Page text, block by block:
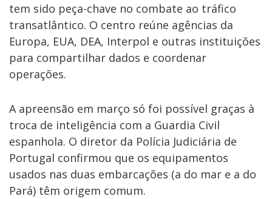
tem sido peça-chave no combate ao tráfico
transatlântico. O centro reúne agências da
Europa, EUA, DEA, Interpol e outras instituições
para compartilhar dados e coordenar
operações.
A apreensão em março só foi possível graças à
troca de inteligência com a Guardia Civil
espanhola. O diretor da Polícia Judiciária de
Portugal confirmou que os equipamentos
usados nas duas embarcações (a do mar e a do
Pará) têm origem comum.